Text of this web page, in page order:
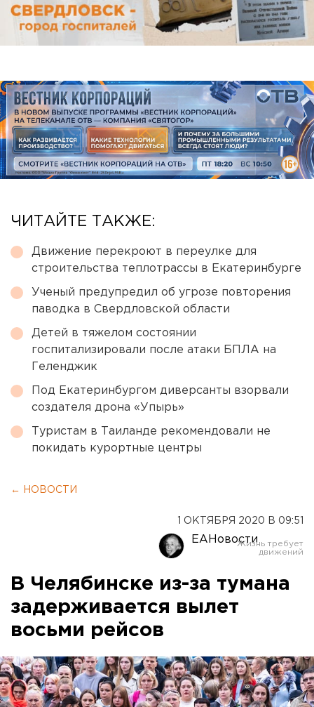
ЧИТАЙТЕ ТАКЖЕ:
Движение перекроют в переулке для
строительства теплотрассы в Екатеринбурге
Ученый предупредил об угрозе повторения
паводка в Свердловской области
Детей в тяжелом состоянии
госпитализировали после атаки БПЛА на
Геленджик
Под Екатеринбургом диверсанты взорвали
создателя дрона «Упырь»
Туристам в Таиланде рекомендовали не
покидать курортные центры
← НОВОСТИ
1 ОКТЯБРЯ 2020 В 09:51
ЕАНовости
В Челябинске из-за тумана
задерживается вылет
восьми рейсов